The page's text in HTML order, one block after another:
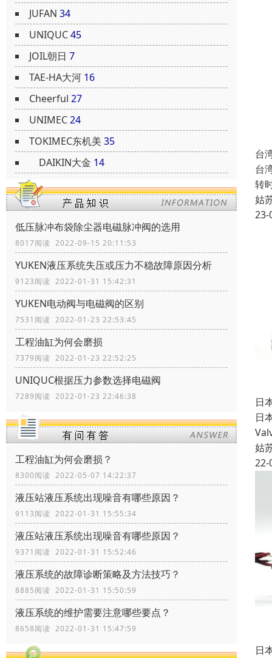
JUFAN 34
UNIQUC45
JOIL朝日 7
TAE-HA大河 16
Cheerful 27
UNIMEC24
TOKIMEC东机美 35
DAIKIN大金 14
低压脉冲布袋除尘器电磁脉冲阀的选用
8017阅读 2022-09-15 20:11:53
YUKEN液压系统失压或压力不稳故障原因分析
9123阅读 2022-01-31 15:42:31
YUKEN电动阀与电磁阀的区别
7531阅读 2022-01-23 22:53:45
工程油缸为何会磨损
7379阅读 2022-01-23 22:52:25
UNIQUC根据压力参数选择电磁阀
7289阅读 2022-01-23 22:46:38
工程油缸为何会磨损？
8300阅读 2022-05-07 14:22:37
液压站液压系统出现噪音有哪些原因？
9113阅读 2022-01-31 15:55:34
液压站液压系统出现噪音有哪些原因？
9371阅读 2022-01-31 15:52:46
液压系统的故障诊断策略及方法技巧？
8885阅读 2022-01-31 15:50:59
液压系统的维护需要注意哪些要点？
8658阅读 2022-01-31 15:47:59
台
台
转
姑
23-
日
日
姑
22-
日